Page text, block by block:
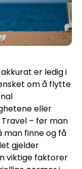
er ledig i
om å flytte
eller
– før man
man finne og få
gjelder
viktige faktorer